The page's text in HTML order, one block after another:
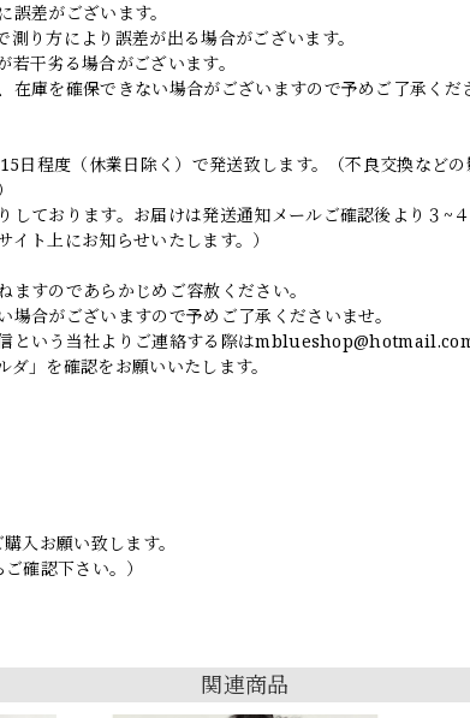
差がございます。
り方により誤差が出る場合がございます。
干劣る場合がございます。
庫を確保できない場合がございますので予めご了承くだ
日程度（休業日除く）で発送致します。（不良交換など
ております。お届けは発送通知メールご確認後より３~４
ト上にお知らせいたします。）
すのであらかじめご容赦ください。
合がございますので予めご了承くださいませ。
という当社よりご連絡する際は
」を確認をお願いいたします。
入お願い致します。
確認下さい。）
関連商品